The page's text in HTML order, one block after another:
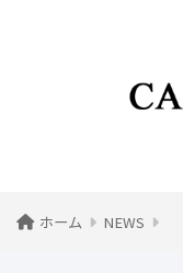
ホーム NEWS